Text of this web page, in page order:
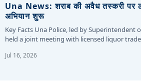
Una News: शराब की अवैध तस्करी पर
अभियान शुरू
Key Facts Una Police, led by Superintendent
held a joint meeting with licensed liquor
Jul 16, 2026